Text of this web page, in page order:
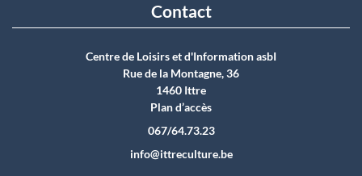
Contact
Centre de Loisirs et d'Information asbI
Rue de la Montagne, 36
1460 Ittre
Plan d’accès
067/64.73.23
info@ittreculture.be